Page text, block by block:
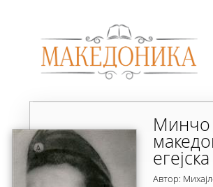
1949)
Автор: